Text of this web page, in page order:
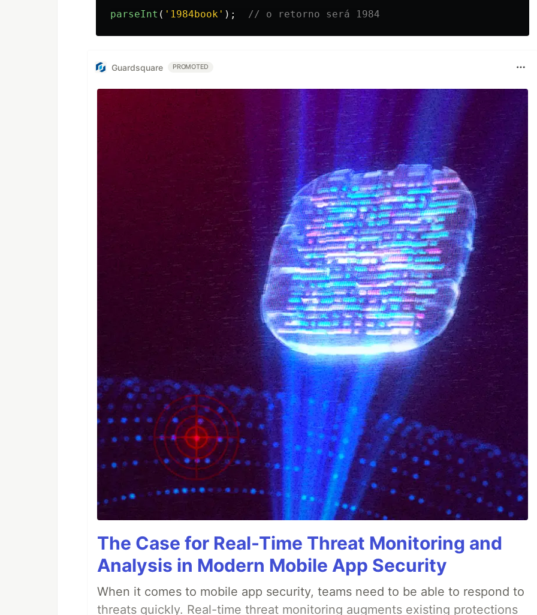
parseInt ( ' 1984book ' ); // o retorno será 1984
Guardsquare PROMOTED
The Case for Real-Time Threat Monitoring and
Analysis in Modern Mobile App Security
When it comes to mobile app security, teams need to be able to respond to
threats quickly. Real-time threat monitoring augments existing protections